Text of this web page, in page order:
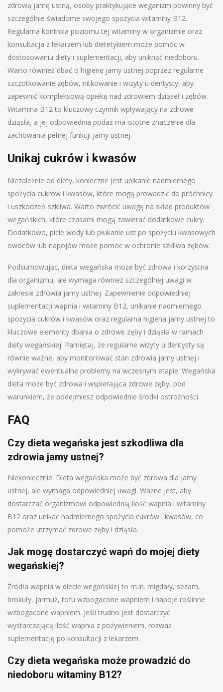
zdrową jamę ustną, osoby praktykujące weganizm powinny być
szczególnie świadome swojego spożycia witaminy B12.
Regularna kontrola poziomu tej witaminy w organizmie oraz
konsultacja z lekarzem lub dietetykiem może pomóc w
dostosowaniu diety i suplementacji, aby uniknąć niedoboru.
Warto również dbać o higienę jamy ustnej poprzez regularne
szczotkowanie zębów, nitkowanie i wizyty u dentysty, aby
zapewnić kompleksową opiekę nad zdrowiem dziąseł i zębów.
Witamina B12 to kluczowy czynnik wpływający na zdrowe
dziąsła, a jej odpowiednia podaż ma istotne znaczenie dla
zachowania pełnej funkcji jamy ustnej.
Unikaj cukrów i kwasów
Niezależnie od diety, konieczne jest unikanie nadmiernego
spożycia cukrów i kwasów, które mogą prowadzić do próchnicy
i uszkodzeń szkliwa. Warto zwrócić uwagę na skład produktów
wegańskich, które czasami mogą zawierać dodatkowe cukry.
Dodatkowo, picie wody lub płukanie ust po spożyciu kwasowych
owoców lub napojów może pomóc w ochronie szkliwa zębów.
Podsumowując, dieta wegańska może być zdrowa i korzystna
dla organizmu, ale wymaga również szczególnej uwagi w
zakresie zdrowia jamy ustnej. Zapewnienie odpowiedniej
suplementacji wapnia i witaminy B12, unikanie nadmiernego
spożycia cukrów i kwasów oraz regularna higiena jamy ustnej to
kluczowe elementy dbania o zdrowe zęby i dziąsła w ramach
diety wegańskiej. Pamiętaj, że regularne wizyty u dentysty są
równie ważne, aby monitorować stan zdrowia jamy ustnej i
wykrywać ewentualne problemy na wczesnym etapie. Wegańska
dieta może być zdrowa i wspierająca zdrowe zęby, pod
warunkiem, że podejmiesz odpowiednie środki ostrożności.
FAQ
Czy dieta wegańska jest szkodliwa dla
zdrowia jamy ustnej?
Niekoniecznie. Dieta wegańska może być zdrowa dla jamy
ustnej, ale wymaga odpowiedniej uwagi. Ważne jest, aby
dostarczać organizmowi odpowiednią ilość wapnia i witaminy
B12 oraz unikać nadmiernego spożycia cukrów i kwasów, co
pomoże utrzymać zdrowe zęby i dziąsła.
Jak mogę dostarczyć wapń do mojej diety
wegańskiej?
Źródła wapnia w diecie wegańskiej to m.in. migdały, sezam,
brokuły, jarmuż, tofu wzbogacone wapniem i napoje roślinne
wzbogacone wapniem. Jeśli trudno jest dostarczyć
wystarczającą ilość wapnia z pożywieniem, rozważ
suplementację po konsultacji z lekarzem.
Czy dieta wegańska może prowadzić do
niedoboru witaminy B12?